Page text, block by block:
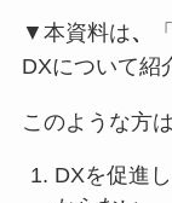
▼本資料は、
DXについて紹
このような方
DXを促進